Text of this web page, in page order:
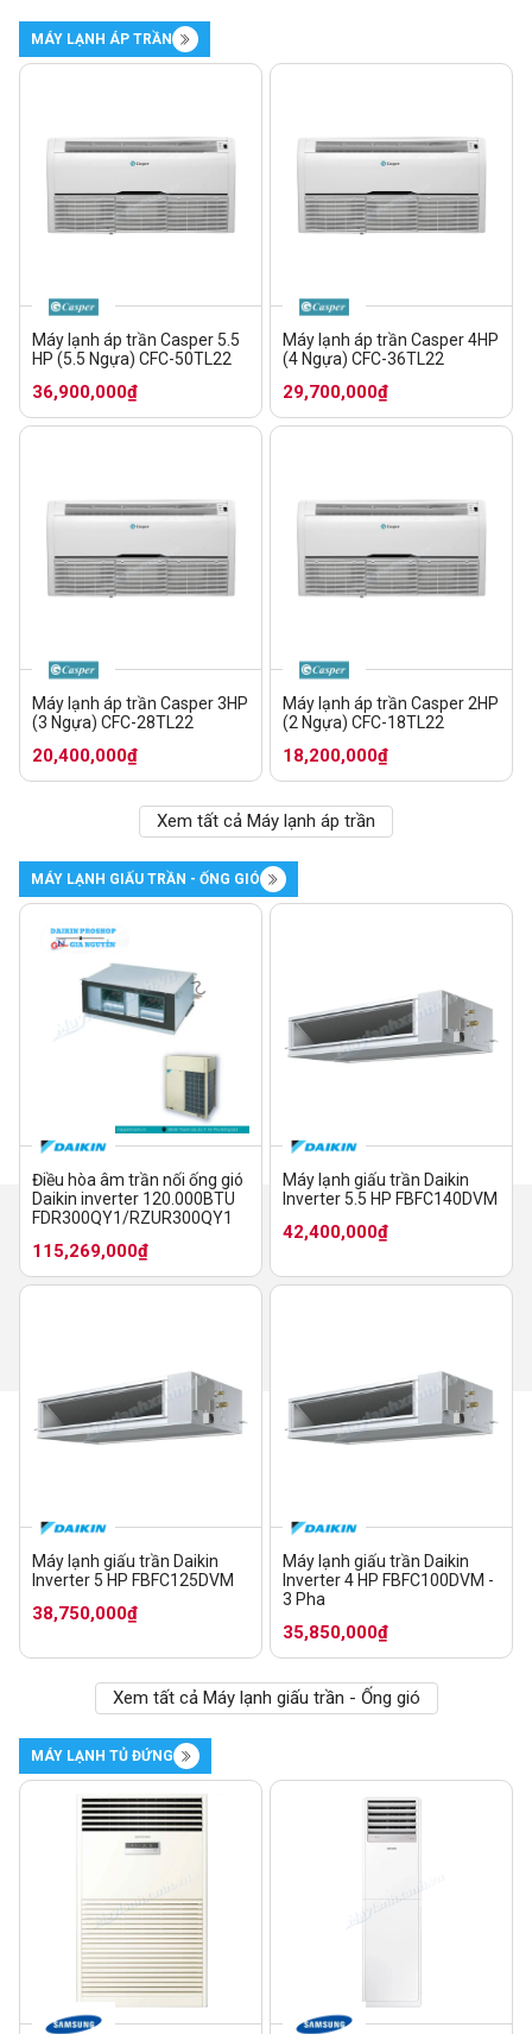
MÁY LẠNH ÁP TRẦN
Máy lạnh áp trần Casper 5.5
HP (5.5 Ngựa) CFC-50TL22
36,900,000₫
Máy lạnh áp trần Casper 4HP
(4 Ngựa) CFC-36TL22
29,700,000₫
Máy lạnh áp trần Casper 3HP
(3 Ngựa) CFC-28TL22
20,400,000₫
Máy lạnh áp trần Casper 2HP
(2 Ngựa) CFC-18TL22
18,200,000₫
Xem tất cả Máy lạnh áp trần
MÁY LẠNH GIẤU TRẦN - ỐNG GIÓ
Điều hòa âm trần nối ống gió
Daikin inverter 120.000BTU
FDR300QY1/RZUR300QY1
115,269,000₫
Máy lạnh giấu trần Daikin
Inverter 5.5 HP FBFC140DVM
42,400,000₫
Máy lạnh giấu trần Daikin
Inverter 5 HP FBFC125DVM
38,750,000₫
Máy lạnh giấu trần Daikin
Inverter 4 HP FBFC100DVM -
3 Pha
35,850,000₫
Xem tất cả Máy lạnh giấu trần - Ống gió
MÁY LẠNH TỦ ĐỨNG